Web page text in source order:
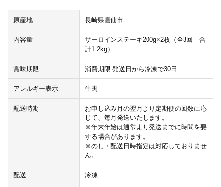
原産地 長崎県雲仙市
内容量
サーロインステーキ200g×2枚（全3回 合
計1.2kg）
賞味期限 消費期限:発送日から冷凍で30日
アレルギー表示 牛肉
配送時期
お申し込み月の翌月より定期便の回数に応
じて、毎月発送いたします。
※年末年始は通常より発送までに時間を要
する場合があります。
※のし・配送日時指定は対応しておりませ
ん。
配送 冷凍